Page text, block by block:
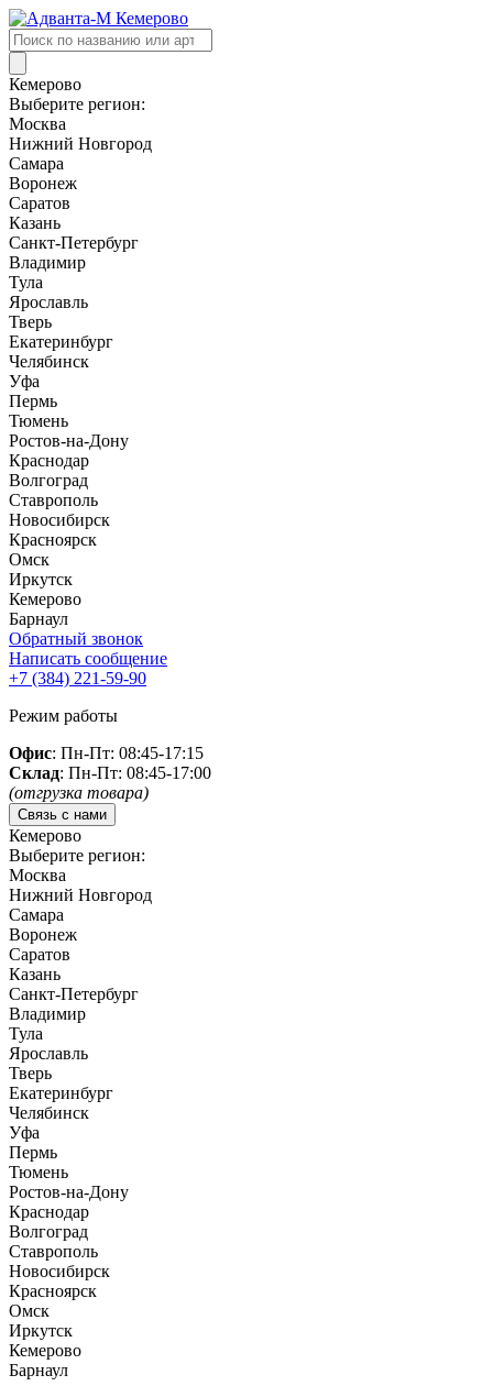
Поиск
товаров
Кемерово
Выберите регион:
Москва
Нижний Новгород
Самара
Воронеж
Саратов
Казань
Санкт-Петербург
Владимир
Тула
Ярославль
Тверь
Екатеринбург
Челябинск
Уфа
Пермь
Тюмень
Ростов-на-Дону
Краснодар
Волгоград
Ставрополь
Новосибирск
Красноярск
Омск
Иркутск
Кемерово
Барнаул
Обратный звонок
Написать сообщение
+7 (384) 221-59-90
Режим работы
Офис: Пн-Пт: 08:45-17:15
Склад: Пн-Пт: 08:45-17:00
(отгрузка товара)
Связь с нами
Кемерово
Выберите регион:
Москва
Нижний Новгород
Самара
Воронеж
Саратов
Казань
Санкт-Петербург
Владимир
Тула
Ярославль
Тверь
Екатеринбург
Челябинск
Уфа
Пермь
Тюмень
Ростов-на-Дону
Краснодар
Волгоград
Ставрополь
Новосибирск
Красноярск
Омск
Иркутск
Кемерово
Барнаул